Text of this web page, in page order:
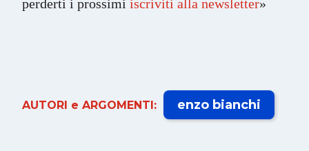
perderti i prossimi iscriviti alla newsletter»
AUTORI e ARGOMENTI: enzo bianchi